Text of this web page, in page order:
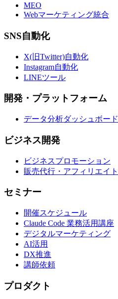
MEO
Webマーケティング統合
SNS自動化
X(旧Twitter)自動化
Instagram自動化
LINEツール
開発・プラットフォーム
データ分析ダッシュボード
ビジネス開発
ビジネスプロモーション
販売代行・アフィリエイト
セミナー
開催スケジュール
Claude Code 業務活用講座
デジタルマーケティング
AI活用
DX推進
講師依頼
プロダクト